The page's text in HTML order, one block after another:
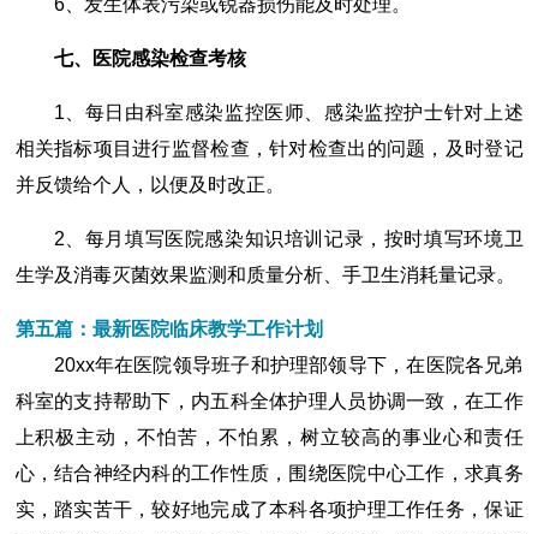
6、发生体表污染或锐器损伤能及时处理。
七、医院感染检查考核
1、每日由科室感染监控医师、感染监控护士针对上述
相关指标项目进行监督检查，针对检查出的问题，及时登记
并反馈给个人，以便及时改正。
2、每月填写医院感染知识培训记录，按时填写环境卫
生学及消毒灭菌效果监测和质量分析、手卫生消耗量记录。
第五篇：最新医院临床教学工作计划
20xx年在医院领导班子和护理部领导下，在医院各兄弟
科室的支持帮助下，内五科全体护理人员协调一致，在工作
上积极主动，不怕苦，不怕累，树立较高的事业心和责任
心，结合神经内科的工作性质，围绕医院中心工作，求真务
实，踏实苦干，较好地完成了本科各项护理工作任务，保证